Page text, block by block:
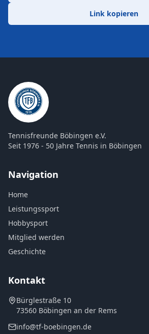
Link kopieren
Tennisfreunde Böbingen e.V.
Seit 1976 - 50 Jahre Tennis in Böbingen
Navigation
Home
Leistungssport
Hobbysport
Mitglied werden
Geschichte
Kontakt
Bürglestraße 10
73560 Böbingen an der Rems
info@tf-boebingen.de